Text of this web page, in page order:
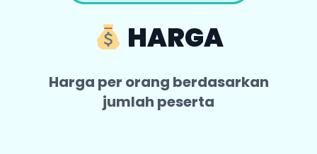
HARGA
Harga per orang berdasarkan
jumlah peserta